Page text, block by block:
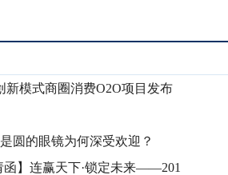
新模式商圈消费O2O项目发布
圆的眼镜为何深受欢迎？
函】连赢天下·锁定未来——201